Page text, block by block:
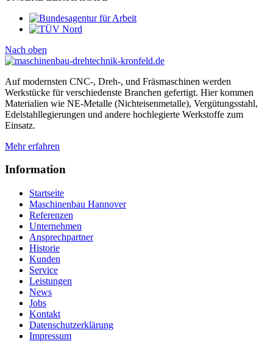
Nach oben
Auf modernsten CNC-, Dreh-, und Fräsmaschinen werden
Werkstücke für verschiedenste Branchen gefertigt. Hier kommen
Materialien wie NE-Metalle (Nichteisenmetalle), Vergütungsstahl,
Edelstahllegierungen und andere hochlegierte Werkstoffe zum
Einsatz.
Mehrerfahren
Information
Startseite
Maschinenbau Hannover
Referenzen
Unternehmen
Ansprechpartner
Historie
Kunden
Service
Leistungen
News
Jobs
Kontakt
Datenschutzerklärung
Impressum